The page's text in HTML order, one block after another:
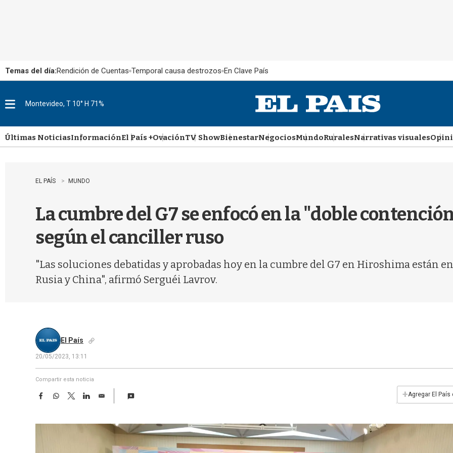
Temas del día:Rendición de Cuentas Temporal causa destrozos En Clave País
u
Montevideo, T 10° H 71%
Últimas NoticiasInformaciónEl País +OvaciónTV ShowBienestarNegociosMundoRuralesNarrativas visuales
EL PAÍS MUNDO
La cumbre del G7 se enfocó en la "doble
según el canciller ruso
"Las soluciones debatidas y aprobadas hoy en la cumbre del G7 en Hiroshima están
Rusia y China", afirmó Serguéi Lavrov.
El País
20/05/2023, 13:11
Compartir esta noticia
F
e
W
t
T
w
t
L
k
E
i
+Agregar El País